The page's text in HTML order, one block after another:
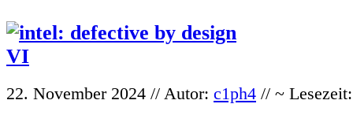
22. November 2024 // Autor: c1ph4 // ~